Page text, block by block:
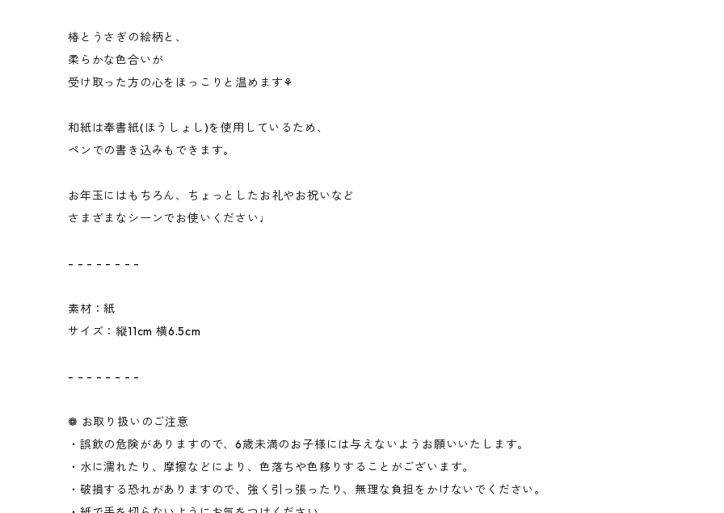
椿とうさぎの絵柄と、
柔らかな色合いが
受け取った方の心をほっこりと温めます⚘
和紙は奉書紙(ほうしょし)を使用しているため、
ペンでの書き込みもできます。
お年玉にはもちろん、ちょっとしたお礼やお祝いなど
さまざまなシーンでお使いください♩
- - - - - - - -
素材：紙
サイズ：縦11cm 横6.5cm
- - - - - - - -
❁ お取り扱いのご注意
・誤飲の危険がありますので、6歳未満のお子様には与えないようお願いいたします。
・水に濡れたり、摩擦などにより、色落ちや色移りすることがございます。
・破損する恐れがありますので、強く引っ張ったり、無理な負担をかけないでください。